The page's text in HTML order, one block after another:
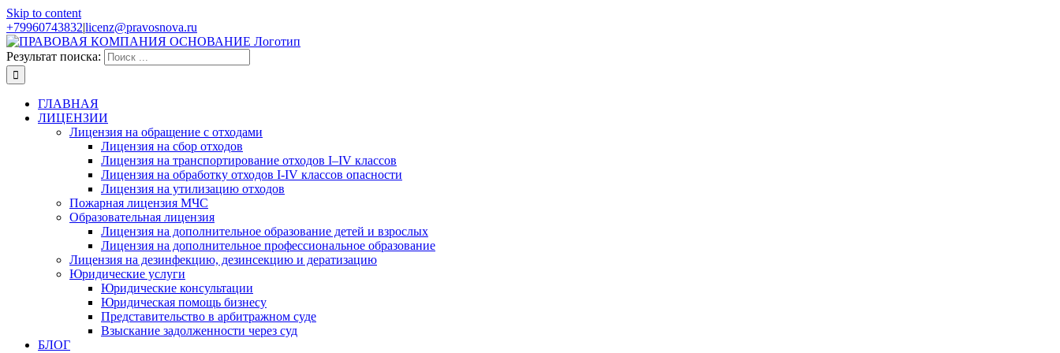
Skip to content
+79960743832|licenz@pravosnova.ru
Результат поиска:
ГЛАВНАЯ
ЛИЦЕНЗИИ
Лицензия на обращение с отходами
Лицензия на сбор отходов
Лицензия на транспортирование отходов I–IV классов
Лицензия на обработку отходов I-IV классов опасности
Лицензия на утилизацию отходов
Пожарная лицензия МЧС
Образовательная лицензия
Лицензия на дополнительное образование детей и взрослых
Лицензия на дополнительное профессиональное образование
Лицензия на дезинфекцию, дезинсекцию и дератизацию
Юридические услуги
Юридические консультации
Юридическая помощь бизнесу
Представительство в арбитражном суде
Взыскание задолженности через суд
БЛОГ